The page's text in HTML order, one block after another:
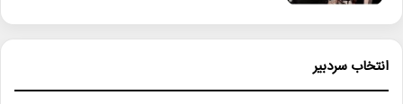
انتخاب سردبیر